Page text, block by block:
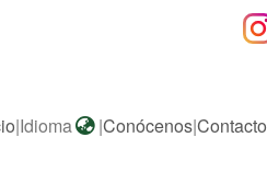
|Idioma |Conócenos|Contacto